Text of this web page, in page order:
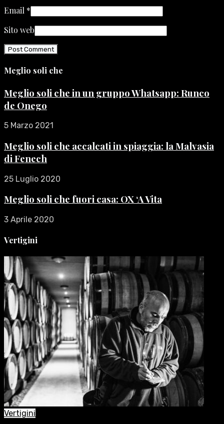
Email *
Sito web
Meglio soli che
Meglio soli che in un gruppo Whatsapp: Runco
de Onego
5 Marzo 2021
Meglio soli che accalcati in spiaggia: la Malvasia
di Fenech
25 Luglio 2020
Meglio soli che fuori casa: OX ‘A Vita
3 Aprile 2020
Vertigini
Vertigini